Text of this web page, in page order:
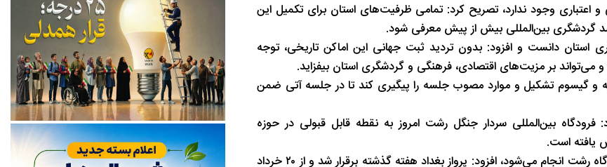
وجود ندارد، تصریح کرد: تمامی ظرفیت‌های استان برای تکمیل این
گردشگری بین‌المللی بیش از پیش معرفی شود.
دانست و افزود: بدون تردید ثبت جهانی این اماکن تاریخی، توجه
بر مزیت‌های اقتصادی، فرهنگی و گردشگری استان بیفزاید.
و گیسوم تشکیل و موارد مصوب جلسه را پیگیری کند تا در جلسه آتی ضمن
فرودگاه بین‌المللی سردار جنگل رشت امروز به نقطه قابل قبولی در حوزه
حق شناس با بیان اینکه به طور میانگین روزانه بین ۱۱ تا ۱۲ پرواز از فرودگاه رشت انجام می‌شود، افزود: پرواز بغداد هفته گذشته برقرار شد و از ۲۰ خرداد